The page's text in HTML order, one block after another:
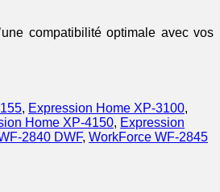
compatibilité optimale avec vos
, Expression Home XP-3100,
Home XP-4150, Expression
2840 DWF, WorkForce WF-2845